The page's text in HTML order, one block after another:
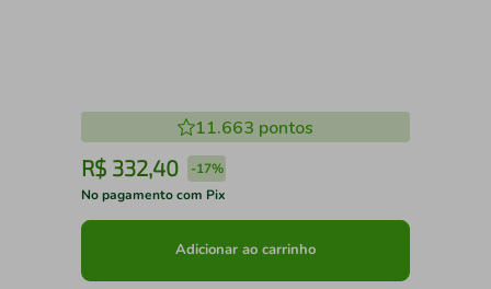
11.663 pontos
R$ 332,40 -17%
No pagamento com Pix
Adicionar ao carrinho